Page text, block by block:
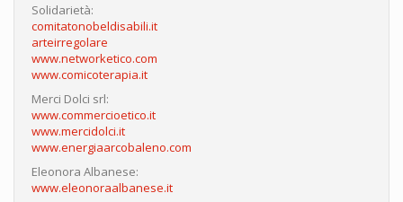
Solidarietà:
comitatonobeldisabili.it
arteirregolare
www.networketico.com
www.comicoterapia.it
Merci Dolci srl:
www.commercioetico.it
www.mercidolci.it
www.energiaarcobaleno.com
Eleonora Albanese:
www.eleonoraalbanese.it